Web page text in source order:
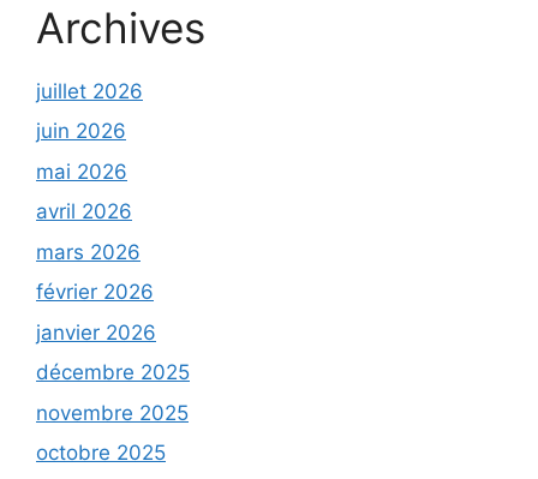
Archives
juillet 2026
juin 2026
mai 2026
avril 2026
mars 2026
février 2026
janvier 2026
décembre 2025
novembre 2025
octobre 2025